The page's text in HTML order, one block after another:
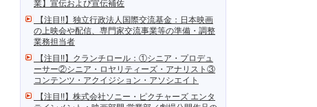
業】宣伝および宣伝補佐
【注目!!】独立行政法人国際交流基金：日本映画
の上映会や配信、専門家交流事業等の準備・調整
業務担当者
【注目!!】クランチロール：①シニア・プロデュ
ーサー②シニア・ロヤリティーズ・アナリスト③
コンテンツ・アクイジション・アソシエイト
【注目!!】株式会社ソニー・ピクチャーズ エンタ